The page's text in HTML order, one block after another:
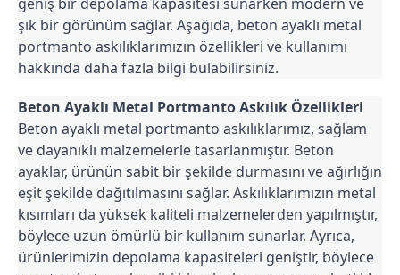
şık bir görünüm sağlar. Aşağıda, beton ayaklı metal
portmanto askılıklarımızın özellikleri ve kullanımı
hakkında daha fazla bilgi bulabilirsiniz.
Beton Ayaklı Metal Portmanto Askılık Özellikleri
Beton ayaklı metal portmanto askılıklarımız, sağlam
ve dayanıklı malzemelerle tasarlanmıştır. Beton
ayaklar, ürünün sabit bir şekilde durmasını ve ağırlığın
eşit şekilde dağıtılmasını sağlar. Askılıklarımızın metal
kısımları da yüksek kaliteli malzemelerden yapılmıştır,
böylece uzun ömürlü bir kullanım sunarlar. Ayrıca,
ürünlerimizin depolama kapasiteleri geniştir, böylece